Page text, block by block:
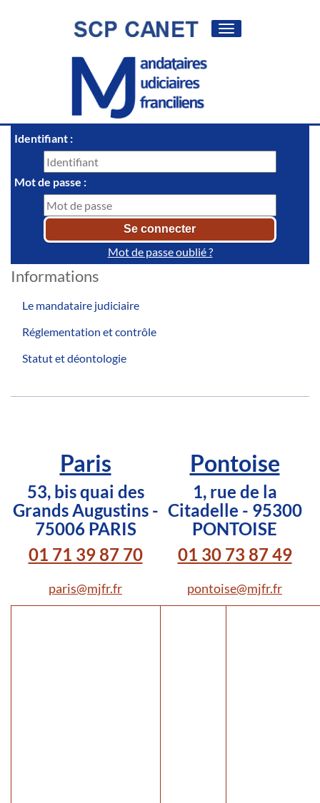
Toggle
Identifiant :
Mot de passe :
Mot de passe oublié ?
Informations
Le mandataire judiciaire
Réglementation et contrôle
Statut et déontologie
Paris
53, bis quai des
Grands Augustins -
75006 PARIS
01 71 39 87 70
paris@mjfr.fr
Pontoise
1, rue de la
Citadelle - 95300
PONTOISE
01 30 73 87 49
pontoise@mjfr.fr